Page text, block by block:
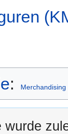
: Merchandising
wurde